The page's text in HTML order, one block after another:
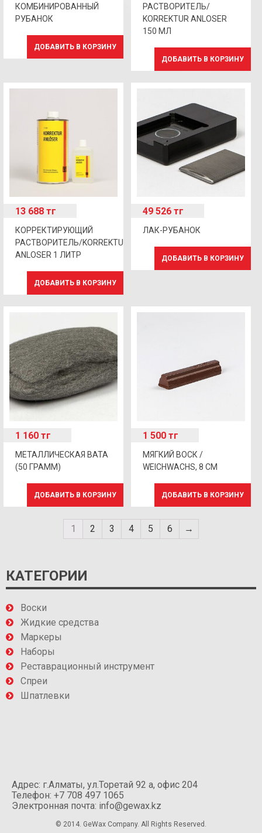
КОМБИНИРОВАННЫЙ
РУБАНОК
ДОБАВИТЬ В КОРЗИНУ
РАСТВОРИТЕЛЬ/
KORREKTUR ANLOSER
150 МЛ
ДОБАВИТЬ В КОРЗИНУ
13 688 тг
КОРРЕКТИРУЮЩИЙ
РАСТВОРИТЕЛЬ/KORREKTUR
ANLOSER 1 ЛИТР
ДОБАВИТЬ В КОРЗИНУ
49 526 тг
ЛАК-РУБАНОК
ДОБАВИТЬ В КОРЗИНУ
1 160 тг
МЕТАЛЛИЧЕСКАЯ ВАТА
(50 ГРАММ)
ДОБАВИТЬ В КОРЗИНУ
1 500 тг
МЯГКИЙ ВОСК /
WEICHWACHS, 8 CM
ДОБАВИТЬ В КОРЗИНУ
1 2 3 4 5 6 →
КАТЕГОРИИ
Воски
Жидкие средства
Маркеры
Наборы
Реставрационный инструмент
Спреи
Шпатлевки
Адрес: г.Алматы, ул.Торетай 92 а, офис 204
Телефон: +7 708 497 1065
Электронная почта: info@gewax.kz
© 2014. GeWax Company. All Rights Reserved.